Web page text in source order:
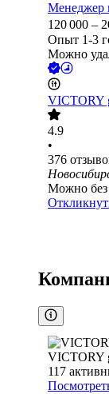
Менеджер
120 000 –
Опыт 1-3
Можно
VICTORY
4.9
•
376
Можно без
VICTORY
117